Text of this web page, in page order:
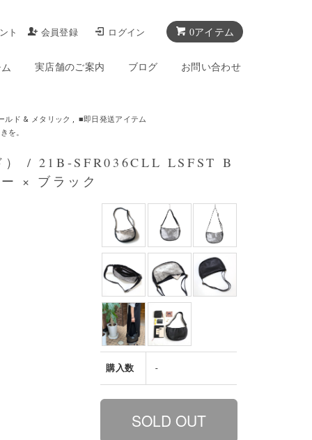
0アイテム
ト 会員登録 ログイン
実店舗のご案内 ブログ お問い合わせ
ルド & メタリック , ■即日発送アイテム
を。
/ 21B-SFR036CLL LSFST B
× ブラック
購入数 -